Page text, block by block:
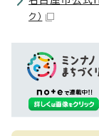
ク）